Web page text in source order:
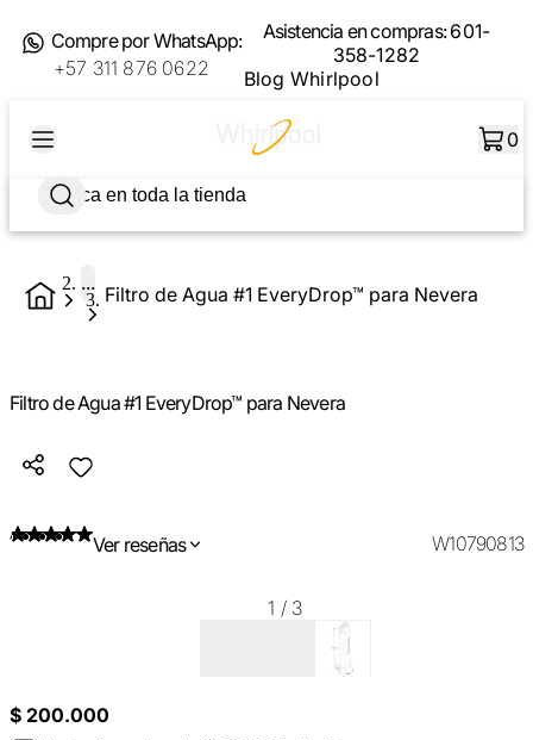
Compre por WhatsApp:
+57 311 876 0622
Asistencia en compras:601-
358-1282
Blog Whirlpool
0
... Filtro de Agua #1 EveryDrop™ para Nevera
Filtro de Agua #1 EveryDrop™ para Nevera
Ver reseñas W10790813
1 / 3
$ 200.000